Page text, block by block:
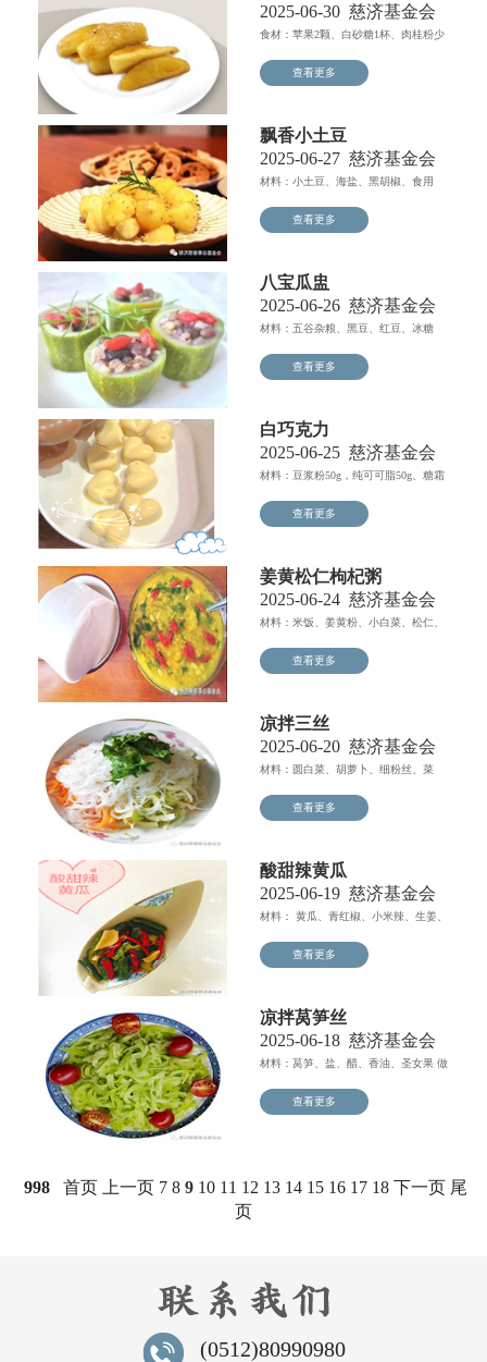
2025-06-30 慈济基金会
食材：苹果2颗、白砂糖1杯、肉桂粉少
查看更多
飘香小土豆
2025-06-27 慈济基金会
材料：小土豆、海盐、黑胡椒、食用
查看更多
八宝瓜盅
2025-06-26 慈济基金会
材料：五谷杂粮、黑豆、红豆、冰糖
查看更多
白巧克力
2025-06-25 慈济基金会
材料：豆浆粉50g，纯可可脂50g、糖霜
查看更多
姜黄松仁枸杞粥
2025-06-24 慈济基金会
材料：米饭、姜黄粉、小白菜、松仁、
查看更多
凉拌三丝
2025-06-20 慈济基金会
材料：圆白菜、胡萝卜、细粉丝、菜
查看更多
酸甜辣黄瓜
2025-06-19 慈济基金会
材料： 黄瓜、青红椒、小米辣、生姜、
查看更多
凉拌莴笋丝
2025-06-18 慈济基金会
材料：莴笋、盐、醋、香油、圣女果 做
查看更多
998 首页 上一页 7 8 9 10 11 12 13 14 15 16 17 18 下一页 尾
页
(0512)80990980